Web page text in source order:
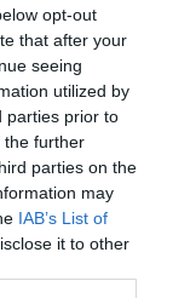
opt-out
that after your
seeing
utilized by
parties prior to
the further
parties on the
may
IAB’s List of
it to other
FP-1 &